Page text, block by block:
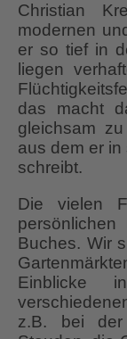
Christian
modernen
er so tief in
liegen
das macht
gleichsam
aus dem er
schreibt.
Die vielen
persönlichen
Buches. Wir
Einblicke
z.B. bei der